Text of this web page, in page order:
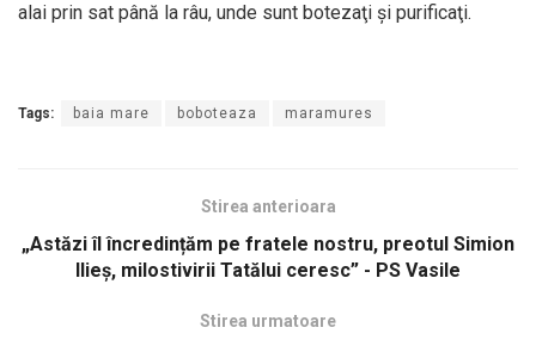
alai prin sat până la râu, unde sunt botezaţi şi purificaţi.
Tags: baia mare boboteaza maramures
Stirea anterioara
„Astăzi îl încredințăm pe fratele nostru, preotul Simion
Ilieș, milostivirii Tatălui ceresc” - PS Vasile
Stirea urmatoare